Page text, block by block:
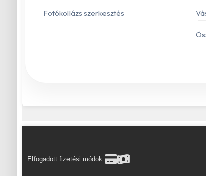
Fotókollázs szerkesztés
Elfogadott fizetési módok: